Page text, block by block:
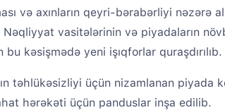
və axınların qeyri-bərabərliyi nəzərə
vasitələrinin və piyadaların
bu kəsişmədə yeni işıqforlar quraşdırılıb.
təhlükəsizliyi üçün nizamlanan piyada
hərəkəti üçün panduslar inşa edilib.